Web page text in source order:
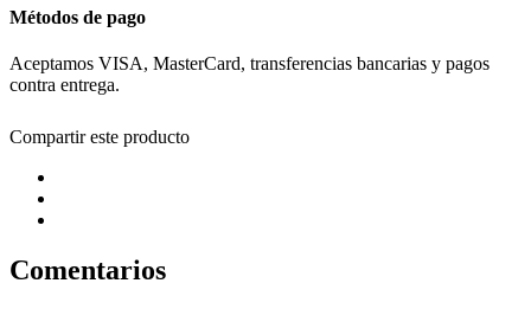
Métodos de pago
Aceptamos VISA, MasterCard, transferencias bancarias y pagos
contra entrega.
Compartir este producto
Comentarios